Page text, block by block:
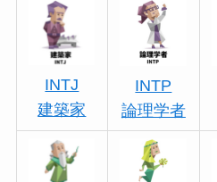
INTJ
建築家
INTP
論理学者